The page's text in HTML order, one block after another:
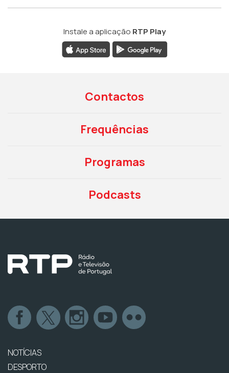
Instale a aplicação RTP Play
Contactos
Frequências
Programas
Podcasts
NOTÍCIAS
DESPORTO